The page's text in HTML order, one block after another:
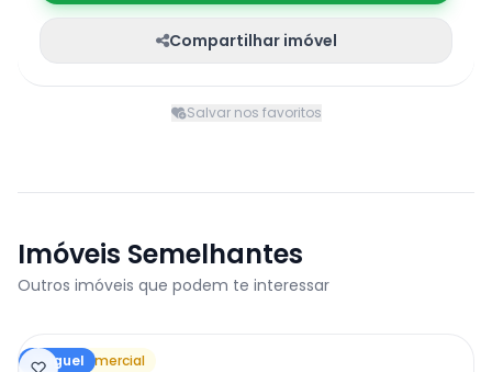
Compartilhar imóvel
Salvar nos favoritos
Imóveis Semelhantes
Outros imóveis que podem te interessar
Aluguel
Sala Comercial